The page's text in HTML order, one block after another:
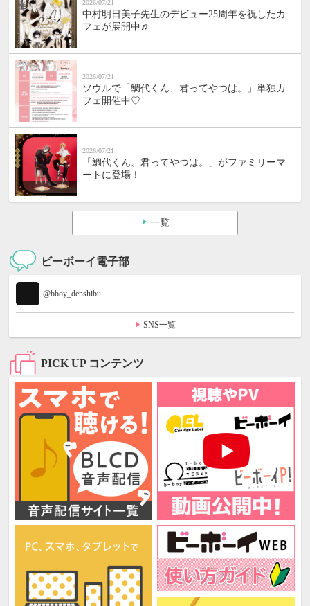
2026/07/21
中村明日美子先生のデビュー25周年を祝したカ
フェが展開中♬
2026/07/21
ソウルで「鯛代くん、君ってやつは。」単独カ
フェ開催中♡
2026/07/21
「鯛代くん、君ってやつは。」がファミリーマ
ートに登場！
一覧
ビーボーイ電子部
@bboy_denshibu
SNS一覧
PICK UP コンテンツ